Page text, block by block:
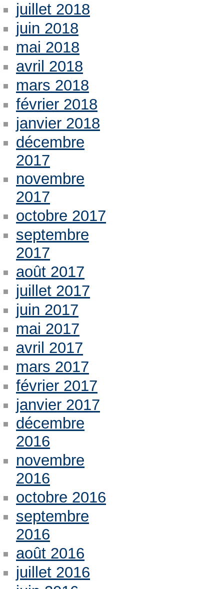
juillet 2018
juin 2018
mai 2018
avril 2018
mars 2018
février 2018
janvier 2018
décembre
2017
novembre
2017
octobre 2017
septembre
2017
août 2017
juillet 2017
juin 2017
mai 2017
avril 2017
mars 2017
février 2017
janvier 2017
décembre
2016
novembre
2016
octobre 2016
septembre
2016
août 2016
juillet 2016